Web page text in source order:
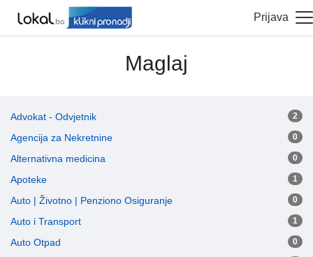
Prijava
Maglaj
Advokat - Odvjetnik 2
Agencija za Nekretnine 0
Alternativna medicina 0
Apoteke 1
Auto | Životno | Penziono Osiguranje 0
Auto i Transport 1
Auto Otpad 0